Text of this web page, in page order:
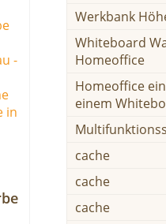
Werkbank
Whiteboard
Homeoffice
Homeoffice
einem
cache
cache
cache